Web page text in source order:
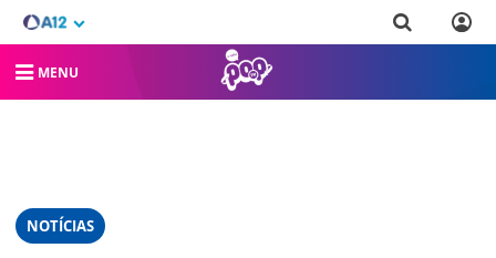
MENU
NOTÍCIAS